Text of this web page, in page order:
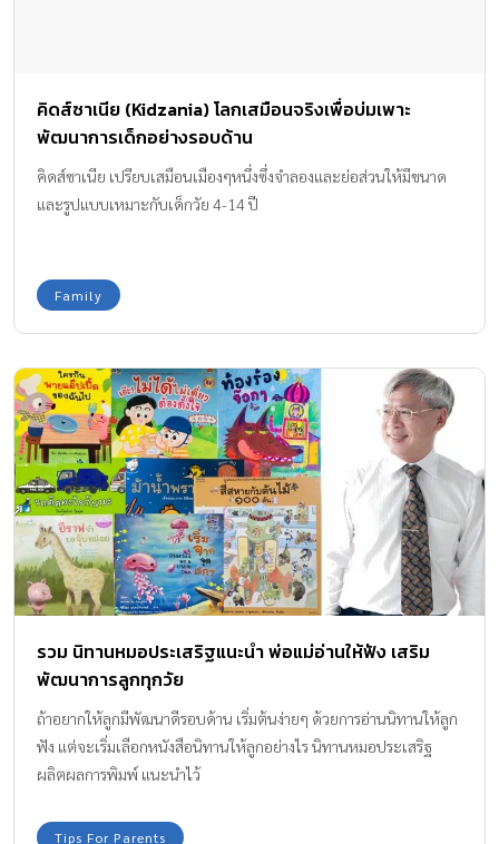
คิดส์ซาเนีย (Kidzania) โลกเสมือนจริงเพื่อบ่มเพาะ
พัฒนาการเด็กอย่างรอบด้าน
คิดส์ซาเนีย เปรียบเสมือนเมืองๆหนึ่งซึ่งจำลองและย่อส่วนให้มีขนาด
และรูปแบบเหมาะกับเด็กวัย 4-14 ปี
Family
รวม นิทานหมอประเสริฐแนะนำ พ่อแม่อ่านให้ฟัง เสริม
พัฒนาการลูกทุกวัย
ถ้าอยากให้ลูกมีพัฒนาดีรอบด้าน เริ่มต้นง่ายๆ ด้วยการอ่านนิทานให้ลูก
ฟัง แต่จะเริ่มเลือกหนังสือนิทานให้ลูกอย่างไร นิทานหมอประเสริฐ
ผลิตผลการพิมพ์ แนะนำไว้
Tips For Parents